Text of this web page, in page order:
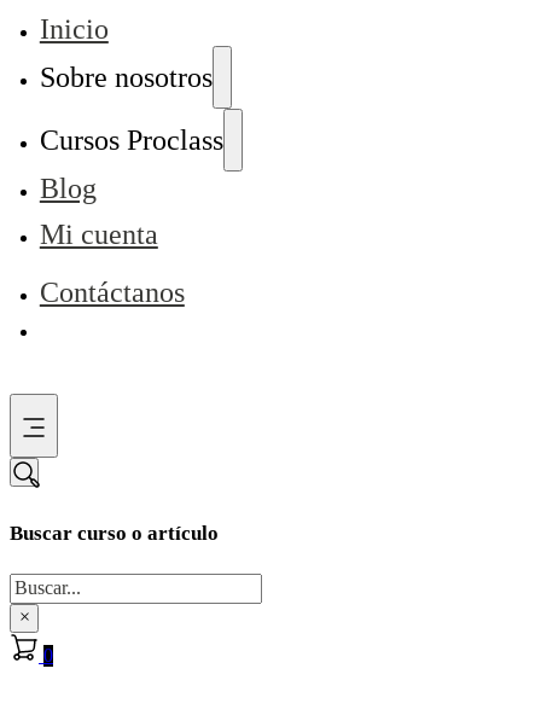
Inicio
Sobre nosotros
Cursos Proclass
Blog
Mi cuenta
Contáctanos
Buscar curso o artículo
Buscar
×
0